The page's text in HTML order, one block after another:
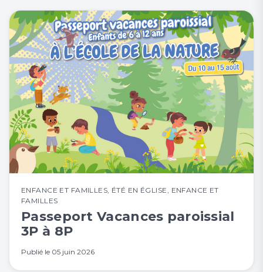
ENFANCE ET FAMILLES, ÉTÉ EN ÉGLISE, ENFANCE ET
FAMILLES
Passeport Vacances paroissial
3P à 8P
Publié le 05 juin 2026